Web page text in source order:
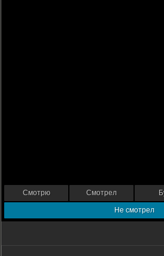
Смотрю Смотрел
Не смотрел